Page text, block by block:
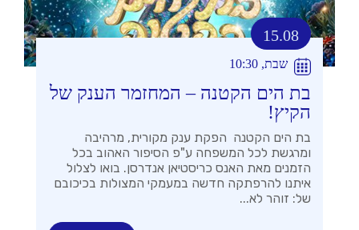
15.08
שבת, 10:30
בת הים הקטנה – המחזמר הענק של
הקיץ!
בת הים הקטנה הפקת ענק מקורית, מרהיבה
ומרגשת לכל המשפחה ע"פ הסיפור האהוב בכל
הזמנים מאת האנס כריסטיאן אנדרסן. בואו לצלול
איתנו להרפתקה חדשה במעמקי המצולות בכיכובם
של: זוהר לא...